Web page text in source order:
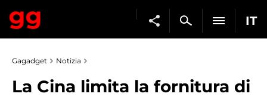
IT
Gagadget Notizia
La Cina limita la fornitura di